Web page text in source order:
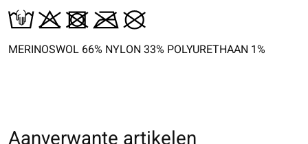
MERINOSWOL 66% NYLON 33% POLYURETHAAN 1%